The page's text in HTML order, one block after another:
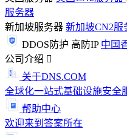
服务器
新加坡服务器 新加坡CN2服
DDOS防护 高防IP 中国
公司介绍
关于DNS.COM
全球化一站式基础设施安全
帮助中心
欢迎来到答案所在